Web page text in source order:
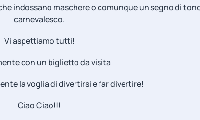
indossano maschere o comunque un segno di
carnevalesco.
Vi aspettiamo tutti!
con un biglietto da visita
la voglia di divertirsi e far divertire!
Ciao Ciao!!!